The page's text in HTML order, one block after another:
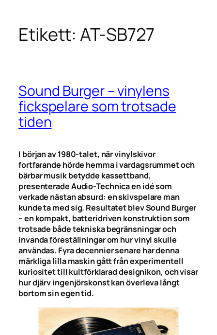
Etikett:AT-SB727
Sound Burger – vinylens
fickspelare som trotsade
tiden
I början av 1980-talet, när vinylskivor
fortfarande hörde hemma i vardagsrummet och
bärbar musik betydde kassettband,
presenterade Audio-Technica en idé som
verkade nästan absurd: en skivspelare man
kunde ta med sig. Resultatet blev Sound Burger
– en kompakt, batteridriven konstruktion som
trotsade både tekniska begränsningar och
invanda föreställningar om hur vinyl skulle
användas. Fyra decennier senare har denna
märkliga lilla maskin gått från experimentell
kuriositet till kultförklarad designikon, och visar
hur djärv ingenjörskonst kan överleva långt
bortom sin egen tid.